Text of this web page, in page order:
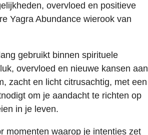
overvloed en positieve
Yagra Abundance wierook van
gebruikt binnen spirituele
overvloed en nieuwe kansen aan
zacht en licht citrusachtig, met een
om je aandacht te richten op
in je leven.
momenten waarop je intenties zet